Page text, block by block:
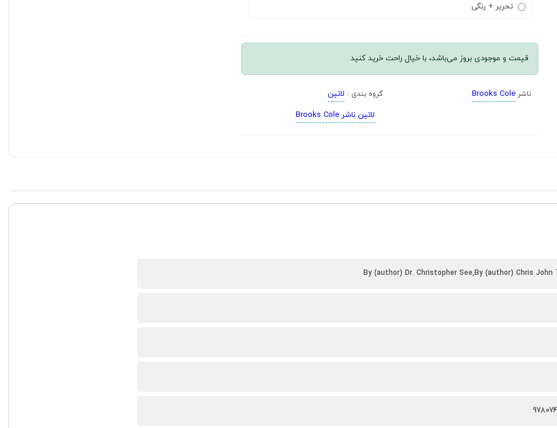
تحریر + رنگی
قیمت و موجودی بروز می‌باشد، با خیال راحت خرید کنید
ناشرBrooks Cole گروه بندی : لاتین
لاتین ناشر Brooks Cole
By (author) Dr. Christopher See,By (author) Chris John